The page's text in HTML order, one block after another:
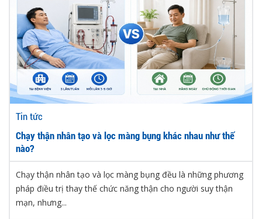
Tin tức
Chạy thận nhân tạo và lọc màng bụng khác nhau như thế
nào?
Chạy thận nhân tạo và lọc màng bụng đều là những phương
pháp điều trị thay thế chức năng thận cho người suy thận
mạn, nhưng...